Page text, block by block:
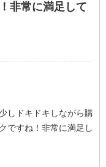
非常に満足して
しドキドキしながら購
ですね！非常に満足し